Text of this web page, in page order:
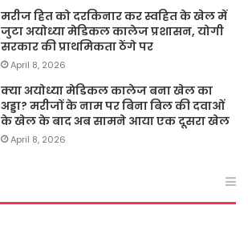
मरीज हित को दरकिनार कर स्वहित के खेल में
जुटा अयोध्या मेडिकल कालेज प्रशासन, योगी
सरकार की प्राथमिकता ठेंगे पर
April 8, 2026
क्या अयोध्या मेडिकल कालेज बना खेल का
अड्डा? मरीजों के नाम पर बिना बिल की दवाओं
के खेल के बाद अब सामने आया एक दूसरा खेल
April 8, 2026